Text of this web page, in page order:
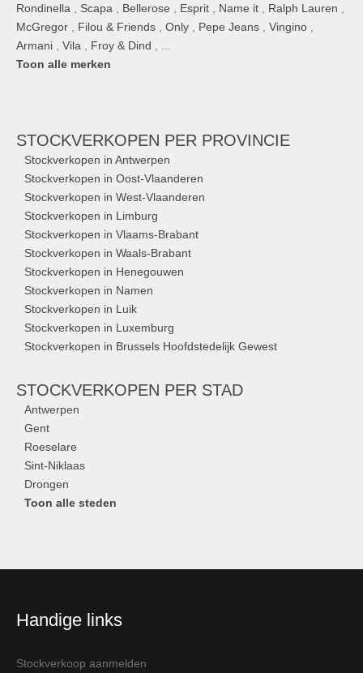
Rondinella
Scapa Bellerose Esprit Name it Ralph Lauren
McGregor
Filou & Friends Only Pepe Jeans Vingino
Armani
Vila Froy & Dind
Toon alle merken
STOCKVERKOPEN PER PROVINCIE
Stockverkopen in Antwerpen
Stockverkopen in Oost-Vlaanderen
Stockverkopen in West-Vlaanderen
Stockverkopen in Limburg
Stockverkopen in Vlaams-Brabant
Stockverkopen in Waals-Brabant
Stockverkopen in Henegouwen
Stockverkopen in Namen
Stockverkopen in Luik
Stockverkopen in Luxemburg
Stockverkopen in Brussels Hoofdstedelijk Gewest
STOCKVERKOPEN PER STAD
Antwerpen
Gent
Roeselare
Sint-Niklaas
Drongen
Toon alle steden
Handige links
Stockverkoop aanmelden